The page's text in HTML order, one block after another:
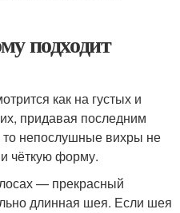
подходит
как на густых и
придавая последним
непослушные вихры не
чёткую форму.
— прекрасный
длинная шея. Если шея